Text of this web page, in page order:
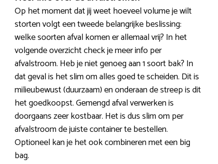
Op het moment dat jij weet hoeveel volume je wilt
storten volgt een tweede belangrijke beslissing:
welke soorten afval komen er allemaal vrij? In het
volgende overzicht check je meer info per
afvalstroom. Heb je niet genoeg aan 1 soort bak? In
dat geval is het slim om alles goed te scheiden. Dit is
milieubewust (duurzaam) en onderaan de streep is dit
het goedkoopst. Gemengd afval verwerken is
doorgaans zeer kostbaar. Het is dus slim om per
afvalstroom de juiste container te bestellen.
Optioneel kan je het ook combineren met een big
bag.